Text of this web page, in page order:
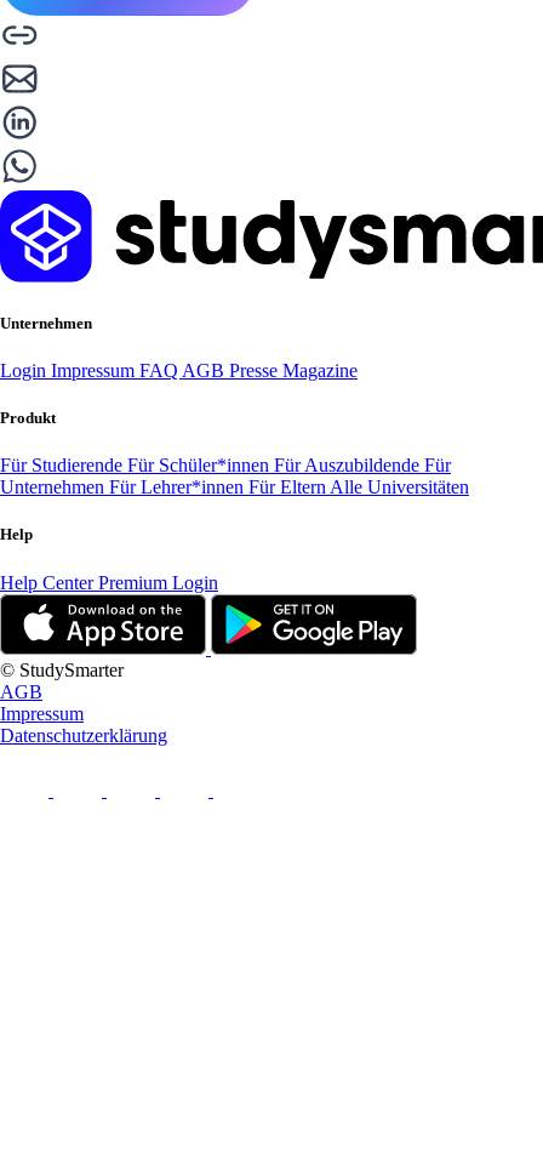
Unternehmen
Login Impressum FAQ AGB Presse Magazine
Produkt
Für Studierende Für Schüler*innen Für Auszubildende Für
Unternehmen Für Lehrer*innen Für Eltern Alle Universitäten
Help
Help CenterPremium Login
© StudySmarter
AGB
Impressum
Datenschutzerklärung